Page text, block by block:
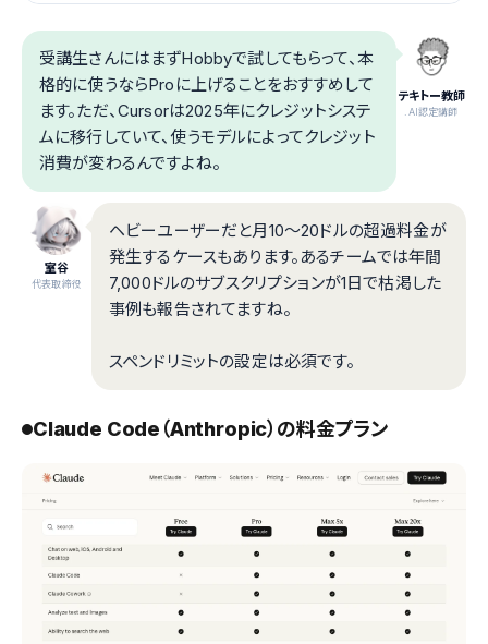
テキトー教師
.AI認定講師
受講生さんにはまずHobbyで試してもらって、本
格的に使うならProに上げることをおすすめして
ます。ただ、Cursorは2025年にクレジットシステ
ムに移行していて、使うモデルによってクレジット
消費が変わるんですよね。
室谷
代表取締役
ヘビーユーザーだと月10〜20ドルの超過料金が
発生するケースもあります。あるチームでは年間
7,000ドルのサブスクリプションが1日で枯渇した
事例も報告されてますね。
スペンドリミットの設定は必須です。
Claude Code（Anthropic）の料金プラン